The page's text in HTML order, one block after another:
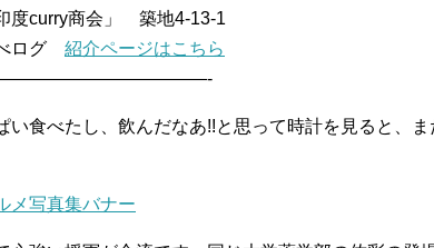
度curry商会」 築地4-13-1
ログ 紹介ページはこちら
い食べたし、飲んだなあ!!と思って時計を見ると、